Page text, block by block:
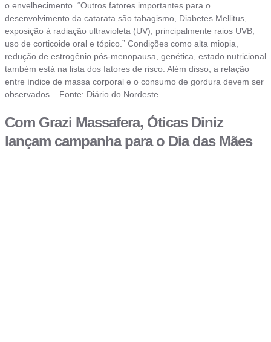
o envelhecimento. “Outros fatores importantes para o
desenvolvimento da catarata são tabagismo, Diabetes Mellitus,
exposição à radiação ultravioleta (UV), principalmente raios UVB,
uso de corticoide oral e tópico.” Condições como alta miopia,
redução de estrogênio pós-menopausa, genética, estado nutricional
também está na lista dos fatores de risco. Além disso, a relação
entre índice de massa corporal e o consumo de gordura devem ser
observados. Fonte: Diário do Nordeste
Com Grazi Massafera, Óticas Diniz
lançam campanha para o Dia das Mães